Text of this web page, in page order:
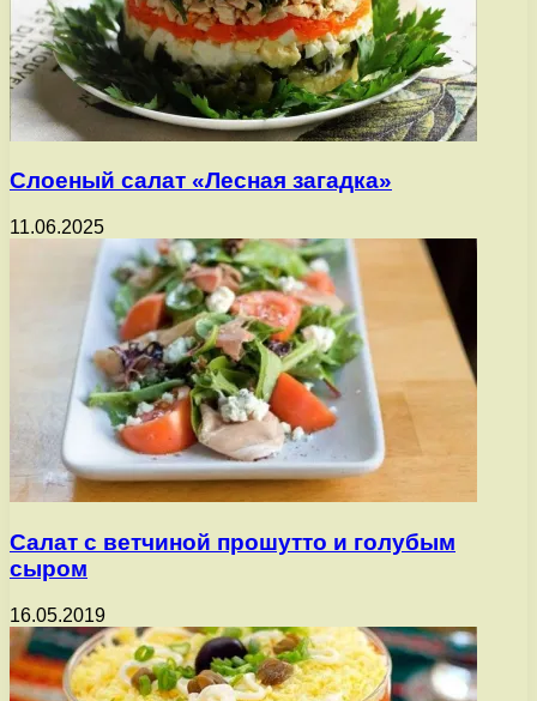
Слоеный салат «Лесная загадка»
11.06.2025
Салат с ветчиной прошутто и голубым
сыром
16.05.2019